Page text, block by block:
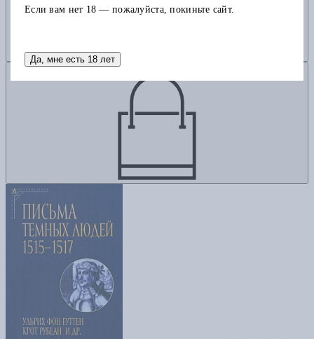
Добавить в корзину
Если вам нет 18 — пожалуйста, покиньте сайт.
Да, мне есть 18 лет